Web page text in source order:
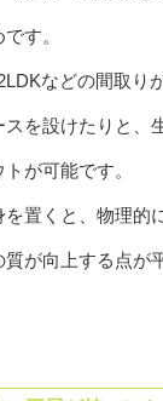
す。
などの間取り
を設けたりと、
が可能です。
置くと、物理的
が向上する点が